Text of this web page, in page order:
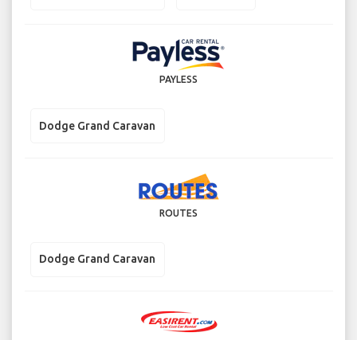
PAYLESS
Dodge Grand Caravan
ROUTES
Dodge Grand Caravan